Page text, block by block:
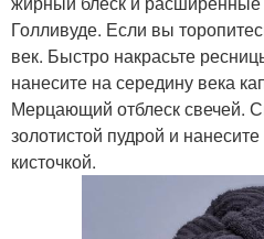
Голливуде. Если вы
век. Быстро накрасьте
нанесите на середину века
Мерцающий отблеск свечей.
золотистой пудрой и
кисточкой.